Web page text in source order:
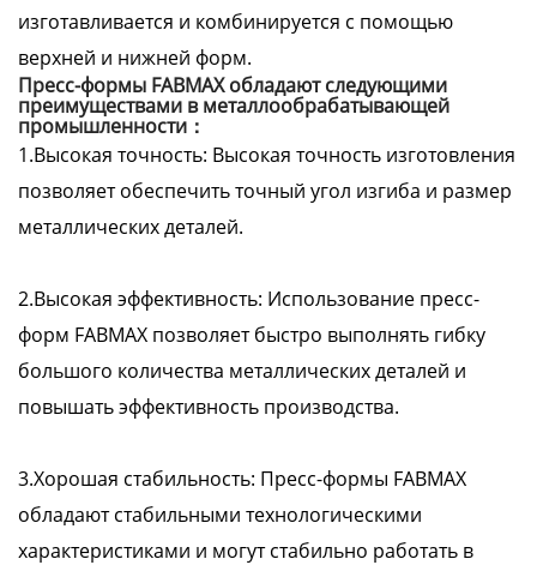
изготавливается и комбинируется с помощью
верхней и нижней форм.
Пресс-формы FABMAX обладают следующими
преимуществами в металлообрабатывающей
промышленности：
1.Высокая точность: Высокая точность изготовления
позволяет обеспечить точный угол изгиба и размер
металлических деталей.
2.Высокая эффективность: Использование пресс-
форм FABMAX позволяет быстро выполнять гибку
большого количества металлических деталей и
повышать эффективность производства.
3.Хорошая стабильность: Пресс-формы FABMAX
обладают стабильными технологическими
характеристиками и могут стабильно работать в